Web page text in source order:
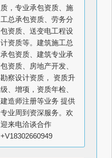
质，专业承包资质、施
工总承包资质、劳务分
包资质、送变电工程设
计资质等。建筑施工总
承包资质、建筑专业承
包资质、房地产开发、
勘察设计资质， 资质升
级、增项，资质年检、
建造师注册等业务 提供
专业周到资深服务。欢
迎来电洽谈合作
+V18302660949